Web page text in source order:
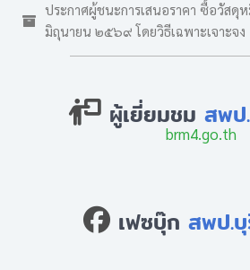
ประกาศผู้ชนะการเสนอราคา ซื้อวัสดุ
มิถุนายน ๒๕๖๙ โดยวิธีเฉพาะเจาะจง
ผู้เยี่ยมชม สพ
brm4.go.th
เฟซบุ๊ก สพป.